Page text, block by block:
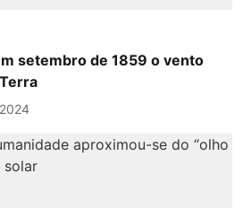
setembro de 1859 o vento